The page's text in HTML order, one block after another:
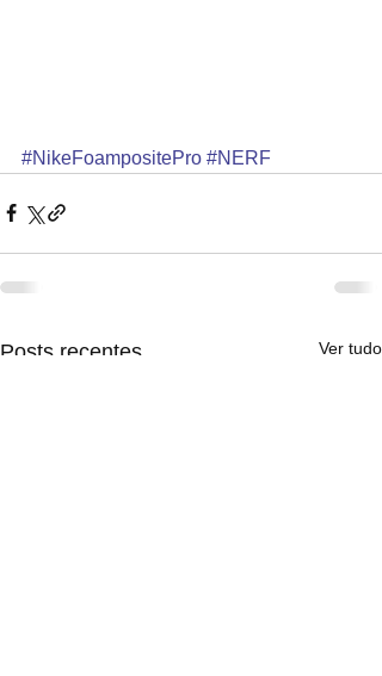
#NikeFoampositePro #NERF
Posts recentes Ver tudo